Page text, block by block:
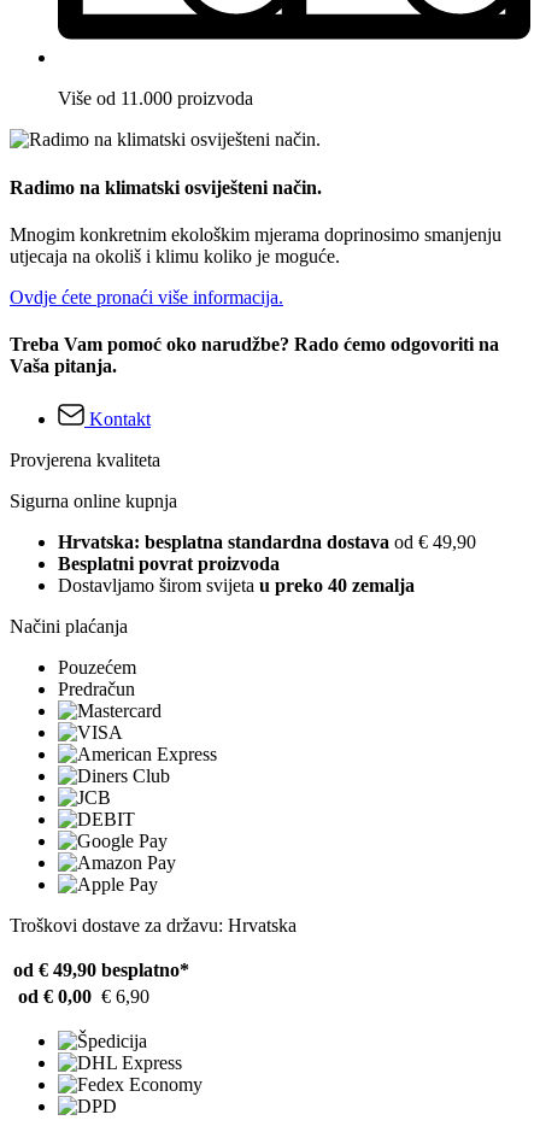
Više od 11.000 proizvoda
Radimo na klimatski osviješteni način.
Mnogim konkretnim ekološkim mjerama doprinosimo smanjenju
utjecaja na okoliš i klimu koliko je moguće.
Ovdje ćete pronaći više informacija.
Treba Vam pomoć oko narudžbe? Rado ćemo odgovoriti na
Vaša pitanja.
Kontakt
Provjerena kvaliteta
Sigurna online kupnja
Hrvatska: besplatna standardna dostava od € 49,90
Besplatni povrat proizvoda
Dostavljamo širom svijeta u preko 40 zemalja
Načini plaćanja
Pouzećem
Predračun
Troškovi dostave za državu: Hrvatska
od € 49,90 besplatno*
od € 0,00 € 6,90